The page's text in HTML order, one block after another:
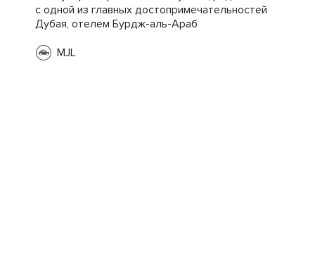
с одной из главных достопримечательностей
Дубая, отелем Бурдж-аль-Араб
MJL